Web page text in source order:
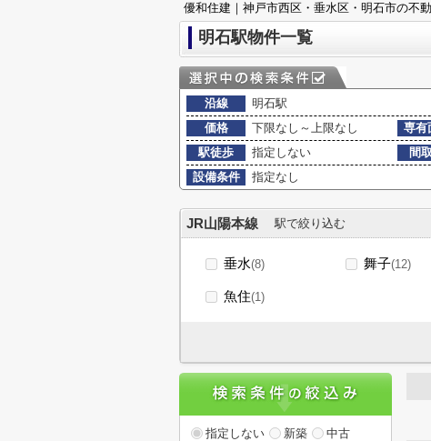
優和住建｜神戸市西区・垂水区・明石市の不
明石駅物件一覧
沿線
明石駅
価格
下限なし～上限なし 専有
駅徒歩
指定しない 間
設備条件
指定なし
JR山陽本線 駅で絞り込む
垂水(8) 舞子(12)
魚住(1)
指定しない 新築
中古